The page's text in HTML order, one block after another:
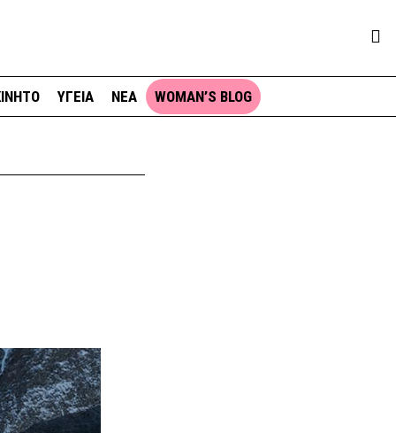
ΥΓΕΙΑ ΝΕΑ WOMAN’S BLOG